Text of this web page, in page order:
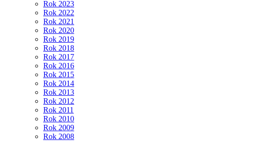
Rok 2023
Rok 2022
Rok 2021
Rok 2020
Rok 2019
Rok 2018
Rok 2017
Rok 2016
Rok 2015
Rok 2014
Rok 2013
Rok 2012
Rok 2011
Rok 2010
Rok 2009
Rok 2008